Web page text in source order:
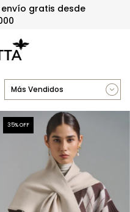
envío gratis desde
35% OFF